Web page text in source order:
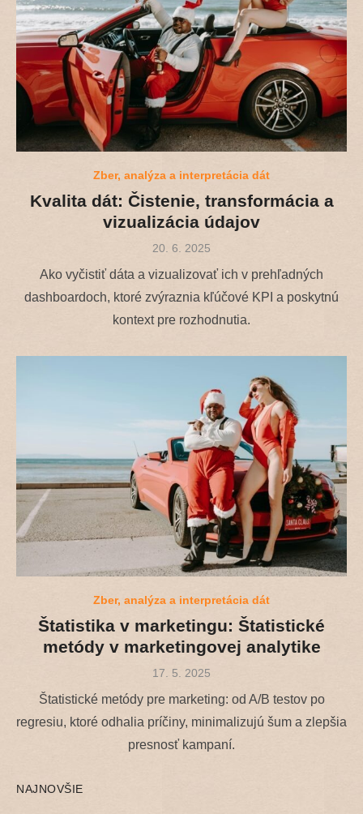
Zber, analýza a interpretácia dát
Kvalita dát: Čistenie, transformácia a
vizualizácia údajov
Posted
20. 6. 2025
Ako vyčistiť dáta a vizualizovať ich v prehľadných
dashboardoch, ktoré zvýraznia kľúčové KPI a poskytnú
kontext pre rozhodnutia.
Zber, analýza a interpretácia dát
Štatistika v marketingu: Štatistické
metódy v marketingovej analytike
Posted
17. 5. 2025
Štatistické metódy pre marketing: od A/B testov po
regresiu, ktoré odhalia príčiny, minimalizujú šum a zlepšia
presnosť kampaní.
NAJNOVŠIE